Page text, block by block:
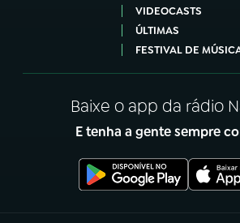
VIDEOCASTS
ÚLTIMAS
FESTIVAL DE
Baixe o app da rádio
E tenha a gente sempre